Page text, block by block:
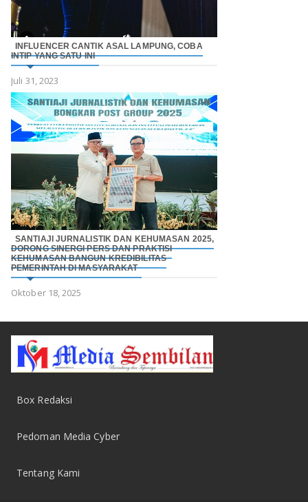
INFLUENCER CANTIK ASAL LAMPUNG, COBA
INTIP YANG SATU INI
Juli 31, 2023
SANTIAJI JURNALISTIK DAN KEHUMASAN 2025,
DORONG SINERGI PERS DAN PRAKTISI
KEHUMASAN BANGUN KREDIBILITAS
PEMERINTAH DI MASYARAKAT
Oktober 18, 2025
Box Redaksi
Pedoman Media Cyber
Tentang Kami